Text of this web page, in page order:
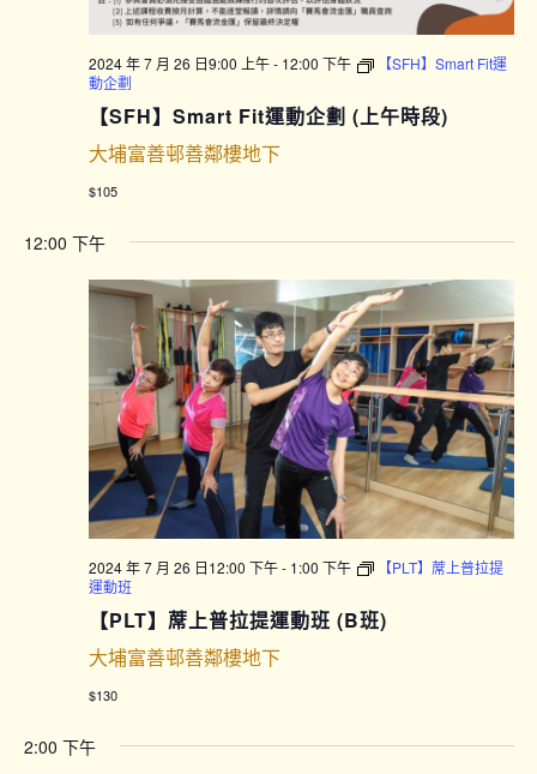
2024 年 7 月 26 日9:00 上午- 12:00 下午
【SFH】Smart Fit運
動企劃
【SFH】Smart Fit運動企劃 (上午時段)
大埔富善邨善鄰樓地下
$105
12:00 下午
2024 年 7 月 26 日12:00 下午- 1:00 下午
【PLT】蓆上普拉提
運動班
【PLT】蓆上普拉提運動班 (B班)
大埔富善邨善鄰樓地下
$130
2:00 下午